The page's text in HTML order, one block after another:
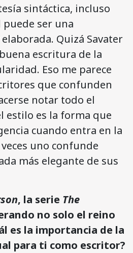
sintáctica, incluso
ser una
Quizá Savater
escritura de la
Eso me parece
que confunden
notar todo el
estilo es la forma que
cuando entra en la
uno confunde
más elegante de sus
, la serie The
no solo el reino
es la importancia de la
para ti como escritor?